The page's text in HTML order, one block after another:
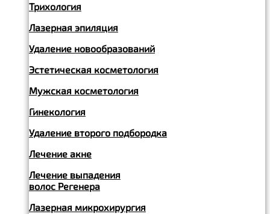
Трихология
Лазерная эпиляция
Удаление новообразований
Эстетическая косметология
Мужская косметология
Гинекология
Удаление второго подбородка
Лечение акне
Лечение выпадения
волос Регенера
Лазерная микрохирургия